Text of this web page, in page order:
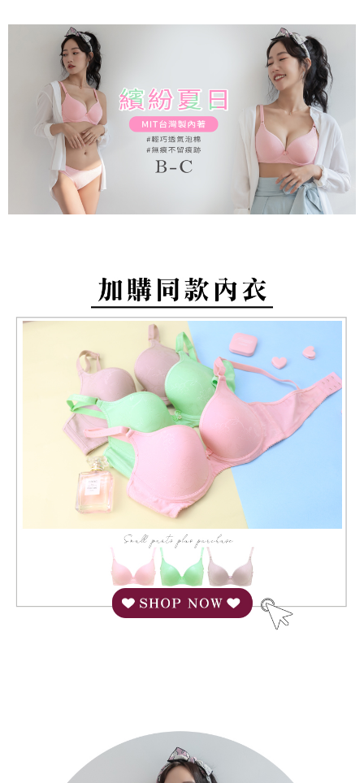
Jika transaksi tidak disahkan dalam masa 30 minit selepas pesanan
dibuat, atau jika permohonan gagal dalam proses semakan, pesanan
akan dibatalkan secara automatik. Jika permohonan gagal pada
peringkat "semakan manual", ini bermakna kriteria pemarkahan sistem
tidak dipenuhi; butiran penilaian khusus tidak akan didedahkan.
[Arahan Pembayaran]
Pembayaran ansuran melalui OP Pay Later akan dibilkan secara
berasingan dan tidak termasuk dalam bil telekom anda. SMS peringatan
pembayaran akan dihantar selepas kitaran bil bulanan.
Selepas mengakses bil melalui pautan dalam SMS, anda boleh
Perkhidmatan ini disediakan oleh Taiwan Mobile Co., Ltd. (“Syarikat”),
yang membolehkan pelanggan membeli barangan atau perkhidmatan
melalui perkhidmatan ini pada masa transaksi. Hasil daripada pembelian
atau pembayaran ansuran akan dipindahkan oleh peniaga kepada
Syarikat, dan pelanggan hendaklah membuat pembayaran mengikut
perjanjian menggunakan sistem bil Syarikat.
Untuk memenuhi hubungan kontrak yang terjalin melalui persetujuan
penggunaan OP Pay Later, peniaga akan memberikan maklumat peribadi
anda (termasuk nama, nombor telefon, atau alamat) kepada Syarikat bagi
tujuan pengumpulan, pemprosesan dan penggunaan data yang
diperlukan untuk pengebilan ansuran, termasuk pengesahan,
pengesahan semula dan pembetulan.
Untuk terma perkhidmatan penuh, sila rujuk pautan berikut:
https://oppay.tw/userRule" target="_blank" class="link revert-
style">https://oppay.tw/userRule
【Panduan Penggunaan Pembayaran Ansuran Gogo】
1. Perkhidmatan ini disediakan oleh Taiwan Mobile, pengguna telefon
mudah alih boleh segera menggunakan tanpa perlu memohon lagi.
(Hanya untuk nombor langganan peribadi, tidak terbuka untuk syarikat
adalah berdasarkan halaman pengesahan transaksi seterusnya.
4. Dalam masa 30 minit selepas pesanan ditubuhkan, jika tidak pergi
untuk mengesahkan transaksi atau jika tidak lulus semakan, pesanan
akan dibatalkan secara automatik. Jika terdapat situasi "pindah untuk
AFTEE.
Sila ambil perhatian bahawa tempoh pembayaran adalah 14 hari. Walau
bagaimanapun, bagi mereka yang telah memuat turun Aplikasi AFTEE
dan mendaftar sebagai ahli AFTEE boleh menikmati tempoh pembayaran
sehingga 45 hari.
Tempoh pembayaran dikira dari masa kedai meminta pembayaran anda,
ditambah dengan bilangan hari yang boleh dilanjutkan oleh AFTEE. Anda
boleh melanjutkan tempoh pembayaran anda sebelum anda menerima
pesanan. Walau bagaimanapun, tiada jaminan bahawa anda boleh
menerima pesanan anda semasa tempoh pembayaran (cth.: produk
prapesanan atau produk yang mungkin mengambil masa yang lebih
lama untuk dihantar). Oleh itu, anda dikehendaki membuat pembayaran
NT$10,000. Amaun diperakui sebenar yang diluluskan akan berdasarkan
keputusan pensijilan dan semakan oleh AFTEE.
2. Amaun perbelanjaan minimum mestilah lebih besar daripada NT$20.
3. Pada masa ini hanya tersedia untuk ahli Taiwan.
Ketiga, Syarat Perkhidmatan
Perkhidmatan AFTEE Beli Sekarang Bayar Kemudian disediakan oleh NP
Taiwan, Inc. dan AFTEE akan membuat bil kepada pengguna. AFTEE
akan menggunakan data peribadi yang dikumpul (termasuk nama
pembeli, no. telefon, nama penerima, no. telefon, alamat penerima) untuk
penggunaan perkhidmatan. Sila rujuk kepada "Penyata Pengumpulan
Data Peribadi, Pemprosesan, Penggunaan"
(https://aftee.tw/privacypolicy/
) untuk maklumat lanjut.
Jumlah yang diperakui untuk pengguna kali pertama yang lulus
kelulusan boleh sehingga NT$10,000. Jika pengguna tidak membuat
pembayaran dalam tempoh tersebut, yuran pembayaran lewat sebanyak
20% setahun akan dikenakan. Pengguna bawah umur dikehendaki
mendapatkan kebenaran daripada ibu bapa atau penjaga yang sah
untuk menggunakan AFTEE.
Sila hubungi NP Taiwan Inc. di cs_tw@netprotections.co.jp
mempunyai sebarang kebimbangan mengenai pemprosesan dan
penggunaan pada data peribadi. Jika anda tidak bersetuju dengan data
NT$80/pesanan | Penghantaran percuma untuk pesanan
NT$499 atau lebih
付款後全家取貨
NT$80/pesanan | Penghantaran percuma untuk pesanan
NT$499 atau lebih
萊爾富取貨付款
NT$80/pesanan | Penghantaran percuma untuk pesanan
NT$799 atau lebih
NT$80/pesanan | Penghantaran percuma untuk pesanan
付款後7-11取貨
NT$80/pesanan | Penghantaran percuma untuk pesanan
NT$799 atau lebih
7-11取貨(快速到店)
NT$90/pesanan
宅配/離島不配送
NT$80/pesanan | Penghantaran percuma untuk pesanan
NT$890 atau lebih
Kadar Penghantaran